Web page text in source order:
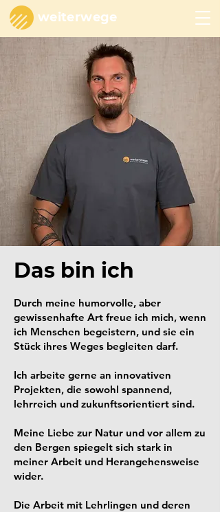
weiterwege
Das bin ich
Durch meine humorvolle, aber
gewissenhafte Art freue ich mich, wenn
ich Menschen begeistern, und sie ein
Stück ihres Weges begleiten darf.
Ich arbeite gerne an innovativen
Projekten, die sowohl spannend,
lehrreich und zukunftsorientiert sind.
Meine Liebe zur Natur und vor allem zu
den Bergen spiegelt sich stark in
meiner Arbeit und Herangehensweise
wider.
Die Arbeit mit Lehrlingen und deren